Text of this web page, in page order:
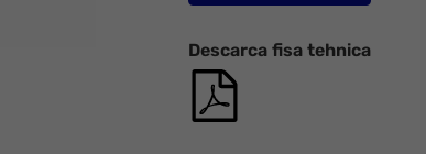
Descarca fisa tehnica